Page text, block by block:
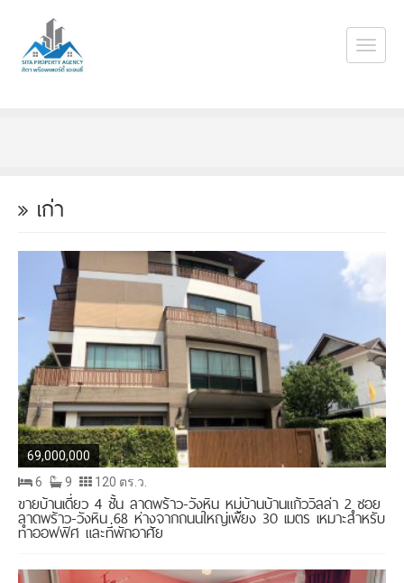
เก่า
69,000,000
6
9 120 ตร.ว.
ขายบ้านเดี่ยว 4 ชั้น ลาดพร้าว-วังหิน หมู่บ้านบ้านแก้ววิลล่า 2 ซอย
ลาดพร้าว-วังหิน 68 ห่างจากถนนใหญ่เพียง 30 เมตร เหมาะสำหรับ
ทำออฟฟิศ และที่พักอาศัย